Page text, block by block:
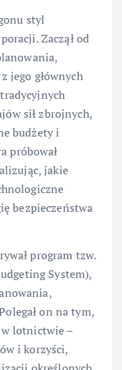
styl
Zaczął od
jego głównych
sił zbrojnych,
budżety i
próbował
jakie
bezpieczeństwa
program tzw.
System),
on na tym,
lotnictwie –
i korzyści,